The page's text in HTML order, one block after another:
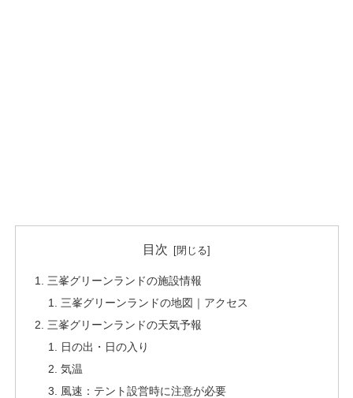
目次
三峯グリーンランドの施設情報
三峯グリーンランドの地図｜アクセス
三峯グリーンランドの天気予報
日の出・日の入り
気温
風速：テント設営時に注意が必要